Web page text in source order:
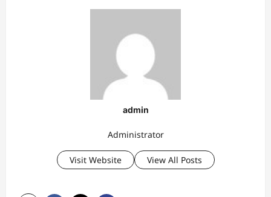
admin
Administrator
Visit Website View All Posts